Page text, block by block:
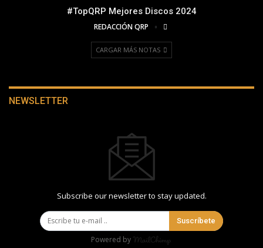
#TopQRP Mejores Discos 2024
REDACCIÓN QRP
CARGAR MÁS NOTAS
NEWSLETTER
Subscribe our newsletter to stay updated.
Suscríbete
Powered by